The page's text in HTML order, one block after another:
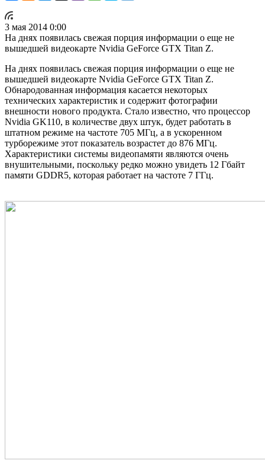
3 мая 2014 0:00
На днях появилась свежая порция информации о еще не
вышедшей видеокарте Nvidia GeForce GTX Titan Z.
На днях появилась свежая порция информации о еще не
вышедшей видеокарте Nvidia GeForce GTX Titan Z.
Обнародованная информация касается некоторых
технических характеристик и содержит фотографии
внешности нового продукта. Стало известно, что процессор
Nvidia GK110, в количестве двух штук, будет работать в
штатном режиме на частоте 705 МГц, а в ускоренном
турборежиме этот показатель возрастет до 876 МГц.
Характеристики системы видеопамяти являются очень
внушительными, поскольку редко можно увидеть 12 Гбайт
памяти GDDR5, которая работает на частоте 7 ГГц.